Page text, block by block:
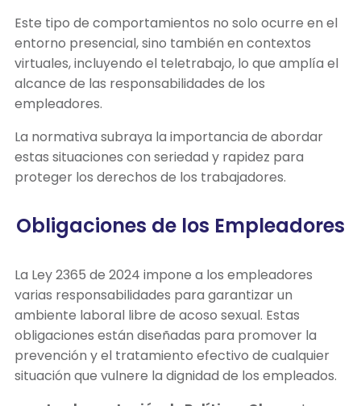
Este tipo de comportamientos no solo ocurre en el
entorno presencial, sino también en contextos
virtuales, incluyendo el teletrabajo, lo que amplía el
alcance de las responsabilidades de los
empleadores.
La normativa subraya la importancia de abordar
estas situaciones con seriedad y rapidez para
proteger los derechos de los trabajadores.
Obligaciones de los Empleadores
La Ley 2365 de 2024 impone a los empleadores
varias responsabilidades para garantizar un
ambiente laboral libre de acoso sexual. Estas
obligaciones están diseñadas para promover la
prevención y el tratamiento efectivo de cualquier
situación que vulnere la dignidad de los empleados.